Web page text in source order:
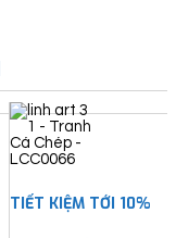
TIẾT KIỆM TỚI 10%